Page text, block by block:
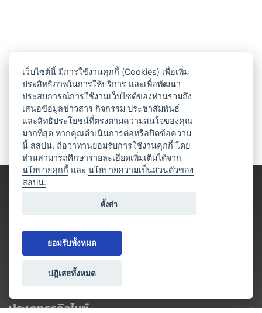
ประเภทธุรกิจไมซ์
เว็บไซต์นี้ มีการใช้งานคุกกี้ (Cookies) เพื่อเพิ่ม
ประสิทธิภาพในการให้บริการ และเพื่อพัฒนา
ประสบการณ์การใช้งานเว็บไซต์ของท่านรวมถึง
เสนอข้อมูลข่าวสาร กิจกรรม ประชาสัมพันธ์
และสิทธิประโยชน์ที่ตรงตามความสนใจของคุณ
มากที่สุด หากคุณดำเนินการต่อหรือปิดข้อความ
นี้ สสปน. ถือว่าท่านยอมรับการใช้งานคุกกี้ โดย
ท่านสามารถศึกษารายละเอียดเพิ่มเติมได้จาก
นโยบายคุกกี้ และนโยบายความเป็นส่วนตัวของ
สสปน.
ตั้งค่า
ยอมรับทั้งหมด
ปฎิเสธทั้งหมด